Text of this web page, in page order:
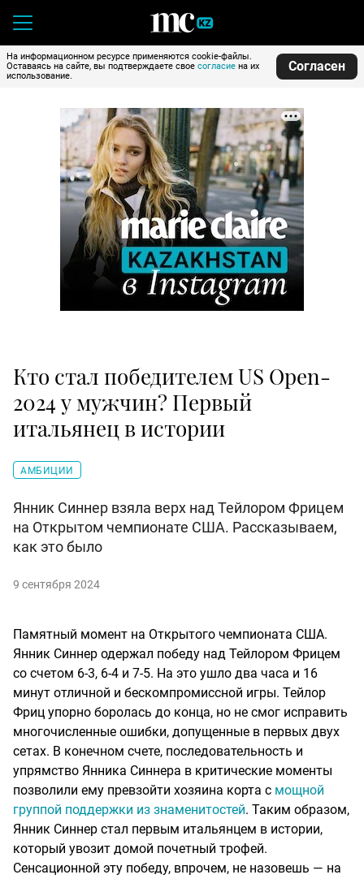
На информационном ресурсе применяются cookie-файлы.
Оставаясь на сайте, вы подтверждаете свое согласие на их
использование.
Согласен
Кто стал победителем US Open-
2024 у мужчин? Первый
итальянец в истории
АМБИЦИИ
Янник Синнер взяла верх над Тейлором Фрицем
на Открытом чемпионате США. Рассказываем,
как это было
9 сентября 2024
Памятный момент на Открытого чемпионата США.
Янник Синнер одержал победу над Тейлором Фрицем
со счетом 6-3, 6-4 и 7-5. На это ушло два часа и 16
минут отличной и бескомпромиссной игры. Тейлор
Фриц упорно боролась до конца, но не смог исправить
многочисленные ошибки, допущенные в первых двух
сетах. В конечном счете, последовательность и
упрямство Янника Синнера в критические моменты
позволили ему превзойти хозяина корта с мощной
группой поддержки из знаменитостей. Таким образом,
Янник Синнер стал первым итальянцем в истории,
который увозит домой почетный трофей.
Сенсационной эту победу, впрочем, не назовешь — на